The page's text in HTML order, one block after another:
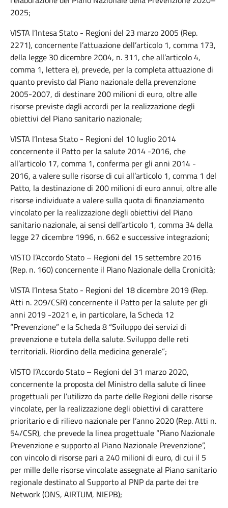
2025;
VISTA l’Intesa Stato - Regioni del 23 marzo 2005 (Rep.
2271), concernente l’attuazione dell’articolo 1, comma 173,
della legge 30 dicembre 2004, n. 311, che all’articolo 4,
comma 1, lettera e), prevede, per la completa attuazione di
quanto previsto dal Piano nazionale della prevenzione
2005-2007, di destinare 200 milioni di euro, oltre alle
risorse previste dagli accordi per la realizzazione degli
obiettivi del Piano sanitario nazionale;
VISTA l’Intesa Stato - Regioni del 10 luglio 2014
concernente il Patto per la salute 2014 -2016, che
all’articolo 17, comma 1, conferma per gli anni 2014 -
2016, a valere sulle risorse di cui all’articolo 1, comma 1 del
Patto, la destinazione di 200 milioni di euro annui, oltre alle
risorse individuate a valere sulla quota di finanziamento
vincolato per la realizzazione degli obiettivi del Piano
sanitario nazionale, ai sensi dell’articolo 1, comma 34 della
legge 27 dicembre 1996, n. 662 e successive integrazioni;
VISTO l’Accordo Stato – Regioni del 15 settembre 2016
(Rep. n. 160) concernente il Piano Nazionale della Cronicità;
VISTA l’Intesa Stato - Regioni del 18 dicembre 2019 (Rep.
Atti n. 209/CSR) concernente il Patto per la salute per gli
anni 2019 -2021 e, in particolare, la Scheda 12
“Prevenzione” e la Scheda 8 “Sviluppo dei servizi di
prevenzione e tutela della salute. Sviluppo delle reti
territoriali. Riordino della medicina generale”;
VISTO l’Accordo Stato – Regioni del 31 marzo 2020,
concernente la proposta del Ministro della salute di linee
progettuali per l’utilizzo da parte delle Regioni delle risorse
vincolate, per la realizzazione degli obiettivi di carattere
prioritario e di rilievo nazionale per l’anno 2020 (Rep. Atti n.
54/CSR), che prevede la linea progettuale “Piano Nazionale
Prevenzione e supporto al Piano Nazionale Prevenzione”,
con vincolo di risorse pari a 240 milioni di euro, di cui il 5
per mille delle risorse vincolate assegnate al Piano sanitario
regionale destinato al Supporto al PNP da parte dei tre
Network (ONS, AIRTUM, NIEPB);